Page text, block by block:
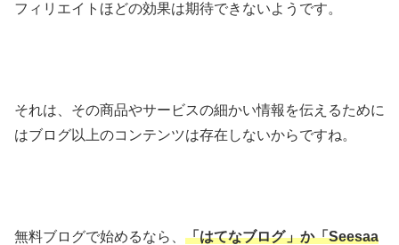
フィリエイトほどの効果は期待できないようです。
それは、その商品やサービスの細かい情報を伝えるために
はブログ以上のコンテンツは存在しないからですね。
無料ブログで始めるなら、 「はてなブログ」か「Seesaa